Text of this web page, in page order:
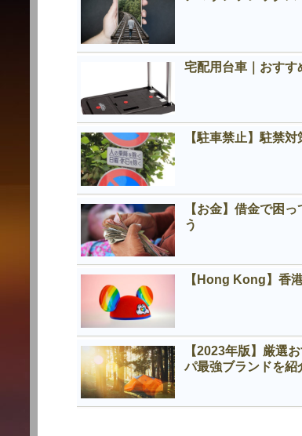
宅配用台車｜おすす
【駐車禁止】駐禁
【お金】借金で困
う
【Hong Kong】香
【2023年版】厳選
パ最強ブランドを紹